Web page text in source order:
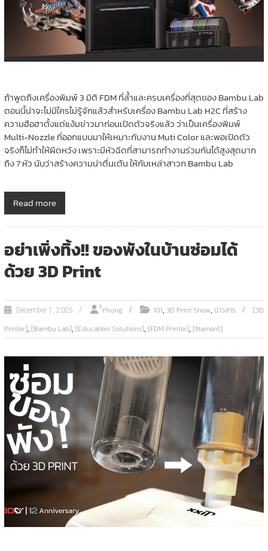
ถ้าพูดถึงเครื่องพิมพ์ 3 มิติ FDM ที่ล้ำและครบเครื่องที่สุดของ Bambu Lab
ตอนนี้น่าจะไม่มีใครไม่รู้จักแล้วสำหรับเครื่อง Bambu Lab H2C ที่สร้าง
ความฮือฮาตั้งแต่แง้มข่าวมาก่อนเปิดตัวจริงแล้ว ว่าเป็นเครื่องพิมพ์
Multi-Nozzle ที่ออกแบบมาให้เหมาะกับงาน Muti Color และพอเปิดตัว
จริงก็ไม่ทำให้ผิดหวัง เพราะมีหัวฉีดที่สามารถทำงานร่วมกันได้สูงสุดมาก
ถึง 7 หัว นับว่าสร้างความน่าตื่นเต้น ให้กับเหล่าสาวก Bambu Lab
Read more
อย่าเพิ่งทิ้ง!! ของพังในบ้านซ่อมได้
ด้วย 3D Print
December 1, 2025 ํํYhong 101,3D Print Show,ข่าวสาร
[3D
Printer],[Bambu Lab],[Education Solutions],[FDM Printer],[filament]